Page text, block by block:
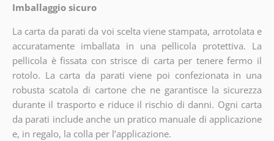
Imballaggio sicuro
La carta da parati da voi scelta viene stampata, arrotolata e
accuratamente imballata in una pellicola protettiva. La
pellicola è fissata con strisce di carta per tenere fermo il
rotolo. La carta da parati viene poi confezionata in una
robusta scatola di cartone che ne garantisce la sicurezza
durante il trasporto e riduce il rischio di danni. Ogni carta
da parati include anche un pratico manuale di applicazione
e, in regalo, la colla per l’applicazione.